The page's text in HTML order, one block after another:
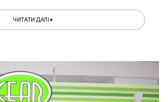
ЧИТАТИ ДАЛІ